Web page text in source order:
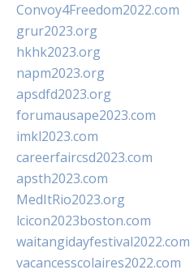
Convoy4Freedom2022.com
grur2023.org
hkhk2023.org
napm2023.org
apsdfd2023.org
forumausape2023.com
imkl2023.com
careerfaircsd2023.com
apsth2023.com
MedItRio2023.org
lcicon2023boston.com
waitangidayfestival2022.com
vacancesscolaires2022.com